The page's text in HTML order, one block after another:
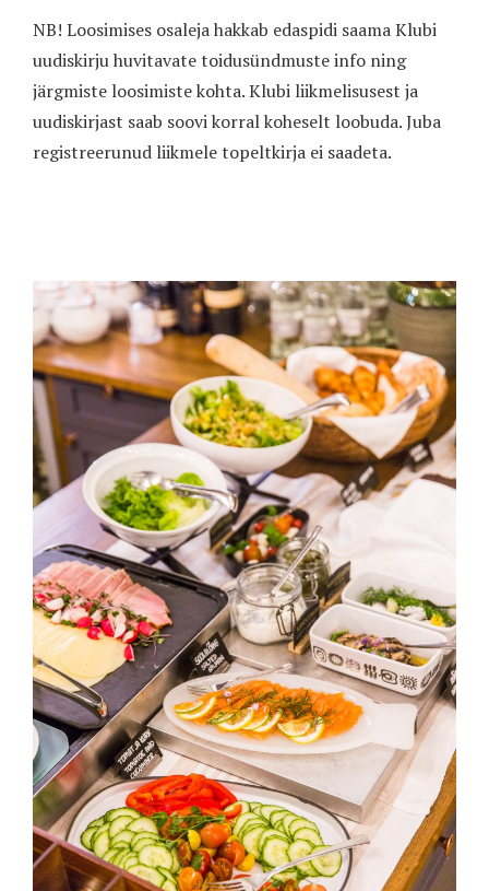
NB! Loosimises osaleja hakkab edaspidi saama Klubi
uudiskirju huvitavate toidusündmuste info ning
järgmiste loosimiste kohta. Klubi liikmelisusest ja
uudiskirjast saab soovi korral koheselt loobuda. Juba
registreerunud liikmele topeltkirja ei saadeta.